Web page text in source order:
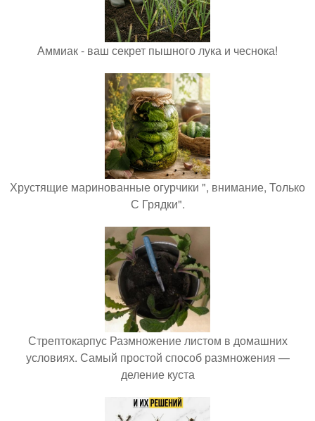
Аммиак - ваш секрет пышного лука и чеснока!
Хрустящие маринованные огурчики ", внимание, Только
С Грядки".
Стрептокарпус Размножение листом в домашних
условиях. Самый простой способ размножения —
деление куста